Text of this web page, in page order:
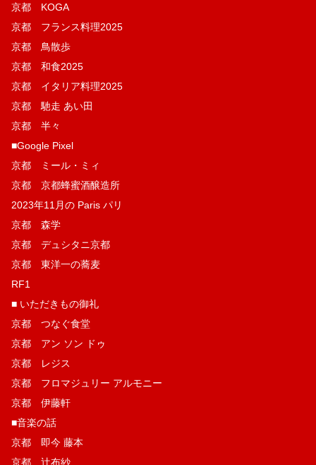
京都 KOGA
京都 フランス料理2025
京都 鳥散歩
京都 和食2025
京都 イタリア料理2025
京都 馳走 あい田
京都 半々
■Google Pixel
京都 ミール・ミィ
京都 京都蜂蜜酒醸造所
2023年11月の Paris パリ
京都 森学
京都 デュシタニ京都
京都 東洋一の蕎麦
RF1
■ いただきもの御礼
京都 つなぐ食堂
京都 アン ソン ドゥ
京都 レジス
京都 フロマジュリー アルモニー
京都 伊藤軒
■音楽の話
京都 即今 藤本
京都 辻布紗